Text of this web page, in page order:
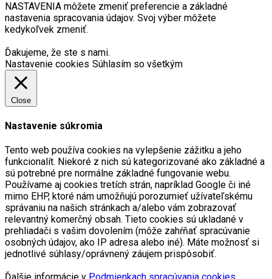
NASTAVENIA môžete zmeniť preferencie a základné
nastavenia spracovania údajov. Svoj výber môžete
kedykoľvek zmeniť.
Ďakujeme, že ste s nami.
Nastavenie cookies Súhlasím so všetkým
Close
Nastavenie súkromia
Tento web používa cookies na vylepšenie zážitku a jeho
funkcionalít. Niekoré z nich sú kategorizované ako základné a
sú potrebné pre normálne základné fungovanie webu.
Používame aj cookies tretích strán, napríklad Google či iné
mimo EHP, ktoré nám umožňujú porozumieť užívateľskému
správaniu na našich stránkach a/alebo vám zobrazovať
relevantný komerčný obsah. Tieto cookies sú ukladané v
prehliadači s vašim dovolením (môže zahŕňať spracúvanie
osobných údajov, ako IP adresa alebo iné). Máte možnosť si
jednotlivé súhlasy/oprávnený záujem prispôsobiť.